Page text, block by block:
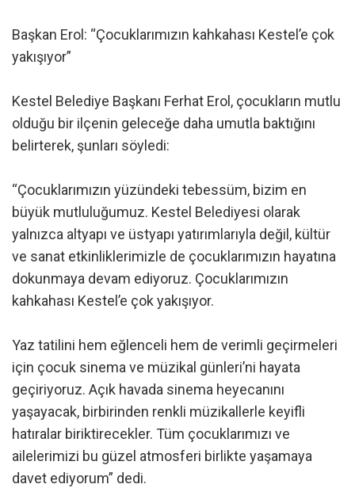
Başkan Erol: “Çocuklarımızın kahkahası Kestel’e çok
yakışıyor”
Kestel Belediye Başkanı Ferhat Erol, çocukların mutlu
olduğu bir ilçenin geleceğe daha umutla baktığını
belirterek, şunları söyledi:
“Çocuklarımızın yüzündeki tebessüm, bizim en
büyük mutluluğumuz. Kestel Belediyesi olarak
yalnızca altyapı ve üstyapı yatırımlarıyla değil, kültür
ve sanat etkinliklerimizle de çocuklarımızın hayatına
dokunmaya devam ediyoruz. Çocuklarımızın
kahkahası Kestel’e çok yakışıyor.
Yaz tatilini hem eğlenceli hem de verimli geçirmeleri
için çocuk sinema ve müzikal günleri’ni hayata
geçiriyoruz. Açık havada sinema heyecanını
yaşayacak, birbirinden renkli müzikallerle keyifli
hatıralar biriktirecekler. Tüm çocuklarımızı ve
ailelerimizi bu güzel atmosferi birlikte yaşamaya
davet ediyorum” dedi.